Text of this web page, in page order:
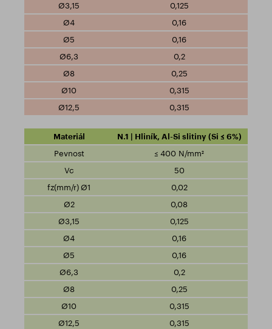
0,125
0,16
0,16
0,2
0,25
0,315
0,315
N.1 | Hliník, Al-Si slitiny (Si ≤ 6%)
≤ 400 N/mm²
50
0,02
0,08
0,125
0,16
0,16
0,2
0,25
0,315
0,315